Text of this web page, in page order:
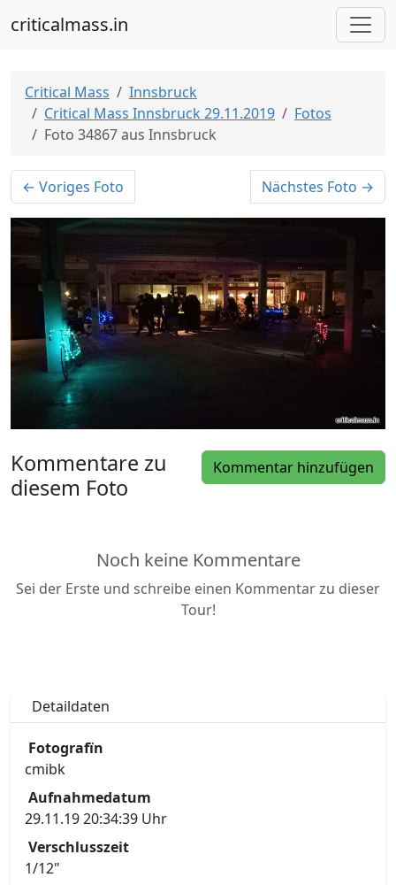
criticalmass.in
Critical Mass
Innsbruck
Critical Mass Innsbruck 29.11.2019
Fotos
Foto 34867 aus Innsbruck
← Voriges Foto Nächstes Foto →
Kommentar hinzufügen
Kommentare zu
diesem Foto
Noch keine Kommentare
Sei der Erste und schreibe einen Kommentar zu dieser
Tour!
Detaildaten
Fotografïn
cmibk
Aufnahmedatum
29.11.19 20:34:39 Uhr
Verschlusszeit
1/12"